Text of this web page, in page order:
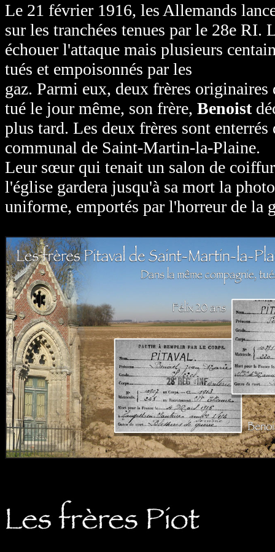
Le 21 février 1916, les Allemands
sur les tranchées tenues par le 28e RI.
échouer l'attaque mais plusieurs
tués et empoisonnés par les
gaz. Parmi eux, deux frères
tué le jour même, son frère, Benoist
plus tard. Les deux frères sont
communal de Saint-Martin-la-Plaine.
Leur sœur qui tenait un salon de
l'église gardera jusqu'à sa mort la
uniforme, emportés par l'horreur de la